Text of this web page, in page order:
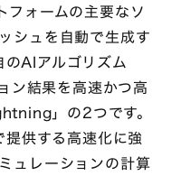
フォームの主要なソ
シュを自動で生成す
AIアルゴリズム
ン結果を高速かつ高
」の2つです。
供する高速化に強
ュレーションの計算